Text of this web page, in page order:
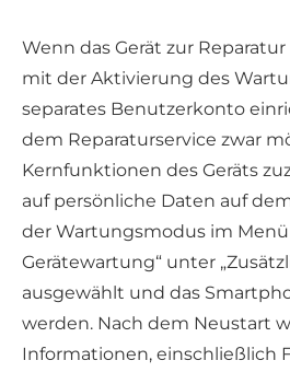
Wenn das Gerät zur
mit der Aktivierung des
separates Benutzerkonto
dem Reparaturservice zwar
Kernfunktionen des Geräts
auf persönliche Daten auf
der Wartungsmodus im
Gerätewartung“ unter
ausgewählt und das
werden. Nach dem Neustart
Informationen, einschließlich